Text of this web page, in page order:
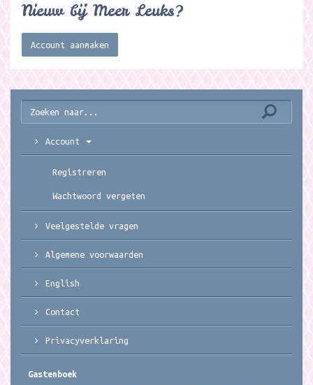
Nieuw bij Meer Leuks?
Account aanmaken
Account
Registreren
Wachtwoord vergeten
Veelgestelde vragen
Algemene voorwaarden
English
Contact
Privacyverklaring
Gastenboek